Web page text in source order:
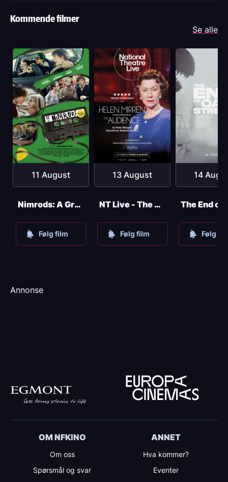
Se alle
Kommende filmer
11 August
Nimrods: A Green Day Comedy
Følg film
13 August
NT Live - The Audience
Følg film
14
Følg
Annonse
OM NFKINO
Om oss
Spørsmål og svar
ANNET
Hva kommer?
Eventer